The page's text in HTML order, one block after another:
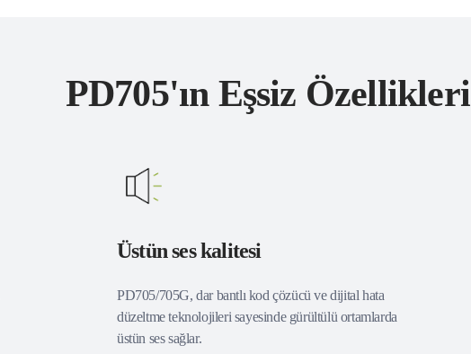
PD705'ın Eşsiz Özellikleri
Üstün ses kalitesi
PD705/705G, dar bantlı kod çözücü ve dijital hata
düzeltme teknolojileri sayesinde gürültülü ortamlarda
üstün ses sağlar.